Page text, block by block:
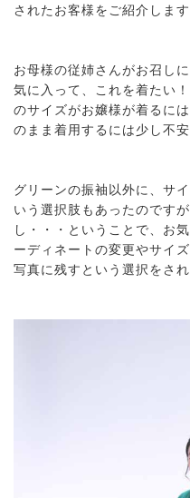
されたお客様をご紹介します
お母様の従姉さんがお召し
気に入って、これを着たい
のサイズがお嬢様が着るに
のまま着用するには少し不
グリーンの振袖以外に、サ
いう選択肢もあったのです
し・・・ということで、お
ーディネートの変更やサイ
写真に残すという選択をされ